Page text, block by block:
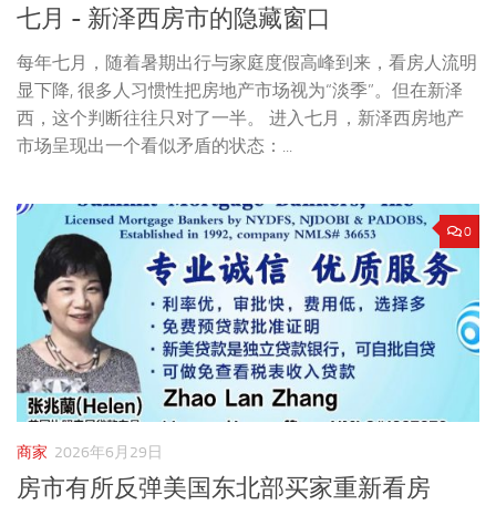
七月 - 新泽西房市的隐藏窗口
每年七月，随着暑期出行与家庭度假高峰到来，看房人流明
显下降, 很多人习惯性把房地产市场视为“淡季”。但在新泽
西，这个判断往往只对了一半。 进入七月，新泽西房地产
市场呈现出一个看似矛盾的状态：...
0
商家 2026年6月29日
房市有所反弹美国东北部买家重新看房